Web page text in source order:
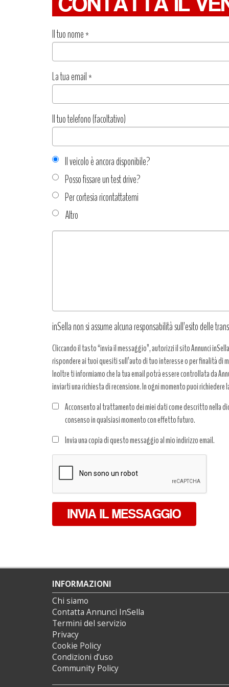
Il tuo nome*
La tua email*
Il tuo telefono (facoltativo)
Il veicolo è ancora disponibile?
Posso fissare un test drive?
Per cortesia ricontattatemi
Altro
Tipo
inSella non si assume alcuna responsabilità sull’esito delle
Cliccando il tasto “invia il messaggio”, autorizzi il sito Annunci
rispondere ai tuoi quesiti sull’auto di tuo interesse o per finalità di
Inoltre ti informiamo che la tua email potrà essere controllata da
inviarti una richiesta di recensione. In ogni momento puoi
Acconsento al trattamento dei miei dati come descritto nella
consenso in qualsiasi momento con effetto futuro.
dati
*
Invia una copia di questo messaggio al mio indirizzo email.
INVIA IL MESSAGGIO
INFORMAZIONI
Chi siamo
Contatta Annunci InSella
Termini del servizio
Privacy
Cookie Policy
Condizioni d’uso
Community Policy